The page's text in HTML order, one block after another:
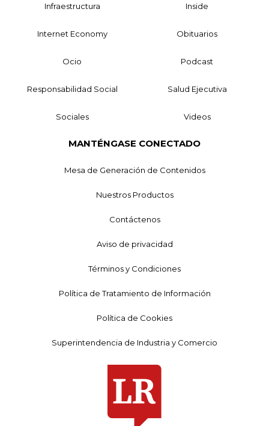
Infraestructura Inside
Internet Economy Obituarios
Ocio Podcast
Responsabilidad Social Salud Ejecutiva
Sociales Videos
MANTÉNGASE CONECTADO
Mesa de Generación de Contenidos
Nuestros Productos
Contáctenos
Aviso de privacidad
Términos y Condiciones
Política de Tratamiento de Información
Política de Cookies
Superintendencia de Industria y Comercio